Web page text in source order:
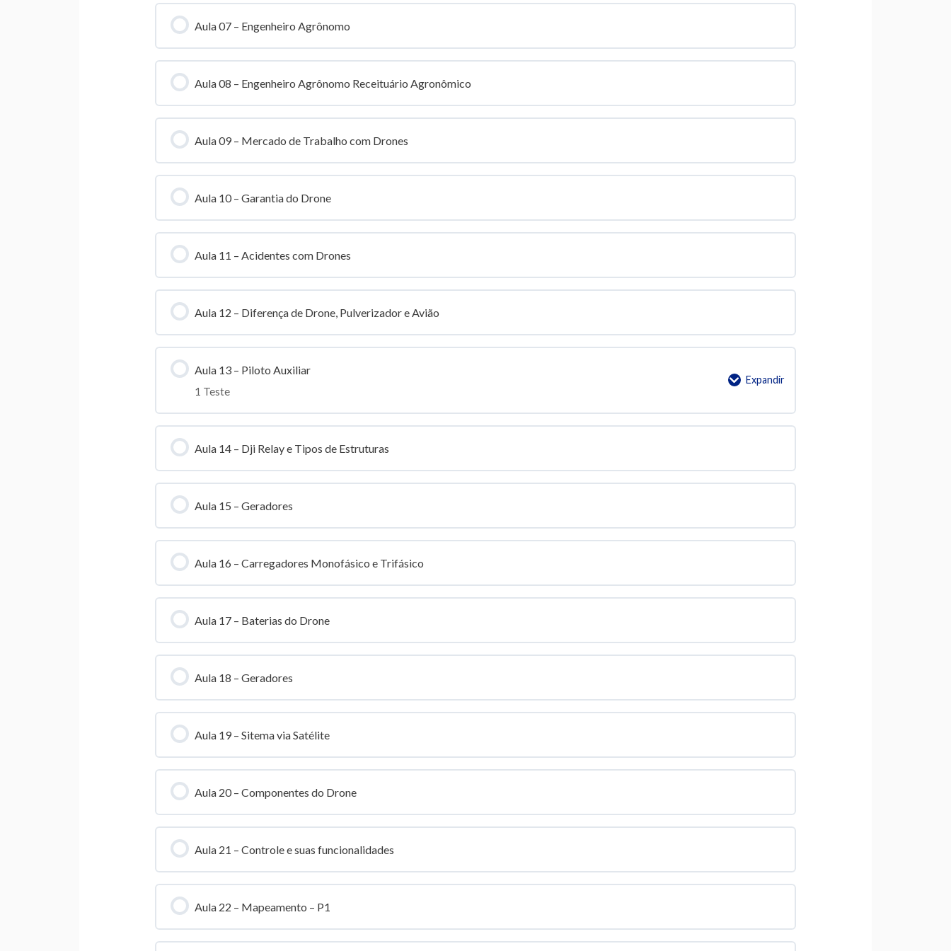
Aula 07 – Engenheiro Agrônomo
Aula 08 – Engenheiro Agrônomo Receituário Agronômico
Aula 09 – Mercado de Trabalho com Drones
Aula 10 – Garantia do Drone
Aula 11 – Acidentes com Drones
Aula 12 – Diferença de Drone, Pulverizador e Avião
Aula 13 – Piloto Auxiliar
1 Teste
Expandir
Aula 14 – Dji Relay e Tipos de Estruturas
Aula 15 – Geradores
Aula 16 – Carregadores Monofásico e Trifásico
Aula 17 – Baterias do Drone
Aula 18 – Geradores
Aula 19 – Sitema via Satélite
Aula 20 – Componentes do Drone
Aula 21 – Controle e suas funcionalidades
Aula 22 – Mapeamento – P1